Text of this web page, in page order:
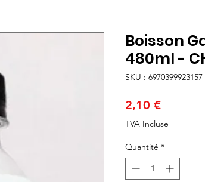
Boisson
480ml -
SKU : 6970399923157
2,10 €Prix
TVA Incluse
Quantité *